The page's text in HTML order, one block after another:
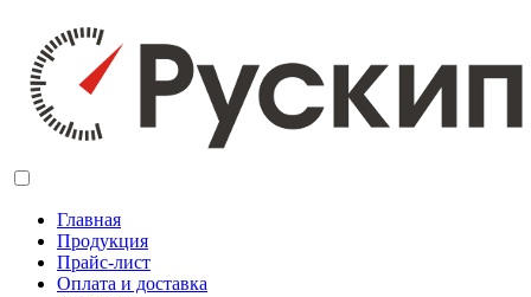
Главная
Продукция
Прайс-лист
Оплата и доставка